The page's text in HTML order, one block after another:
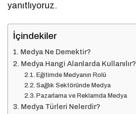
yanıtlıyoruz.
İçindekiler
Medya Ne Demektir?
Medya Hangi Alanlarda Kullanılır?
Eğitimde Medyanın Rolü
Sağlık Sektöründe Medya
Pazarlama ve Reklamda Medya
Medya Türleri Nelerdir?